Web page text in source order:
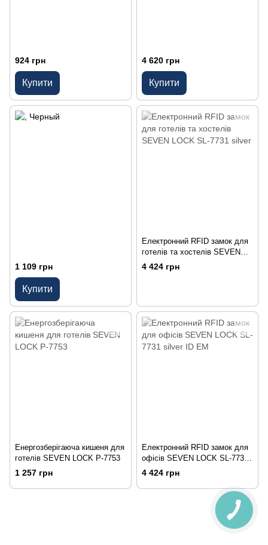
924 грн
Купити
4 620 грн
Купити
1 109 грн
Купити
Електронний RFID замок для
готелів та хостелів SEVEN
LOCK SL-7731 silver
4 424 грн
Енергозберігаюча кишеня для
готелів SEVEN LOCK P-7753
1 257 грн
Електронний RFID замок для
офісів SEVEN LOCK SL-7731
silver ID EM
4 424 грн